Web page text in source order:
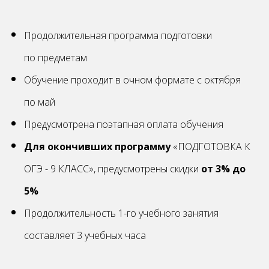
Продолжительная программа подготовки
по предметам
Обучение проходит в очном формате с октября
по май
Предусмотрена поэтапная оплата обучения
Для окончивших программу«ПОДГОТОВКА К
ОГЭ - 9 КЛАСС», предусмотрены скидки от 3% до
5%
Продолжительность 1-го учебного занятия
составляет 3 учебных часа